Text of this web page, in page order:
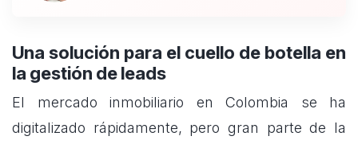
Una solución para el cuello de botella en
la gestión de leads
El mercado inmobiliario en Colombia se ha
digitalizado rápidamente, pero gran parte de la